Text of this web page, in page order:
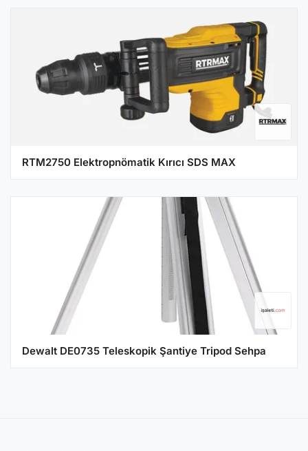
RTM2750 Elektropnömatik Kırıcı SDS MAX
Dewalt DE0735 Teleskopik Şantiye Tripod Sehpa